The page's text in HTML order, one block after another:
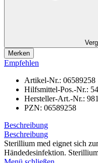
Merken
Empfehlen
Artikel-Nr.: 06589258
Hilfsmittel-Pos.-Nr.:
Hersteller-Art.-Nr.:
PZN: 06589258
Beschreibung
Beschreibung
Sterillium med eignet sich
Händedesinfektion.